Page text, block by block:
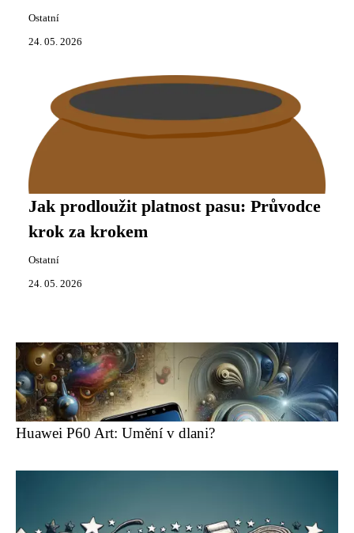
Ostatní
24. 05. 2026
Jak prodloužit platnost pasu: Průvodce
krok za krokem
Ostatní
24. 05. 2026
Huawei P60 Art: Umění v dlani?